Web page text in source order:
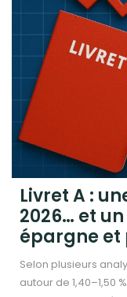
Livret A :
2026… et
épargne et
Selon plusieurs
autour de 1,40–1,50